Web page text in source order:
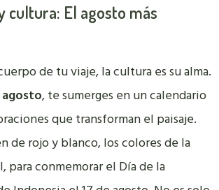
cultura: El agosto más
de tu viaje, la cultura es su alma.
, te sumerges en un calendario
que transforman el paisaje.
de rojo y blanco, los colores de la
para conmemorar el Día de la